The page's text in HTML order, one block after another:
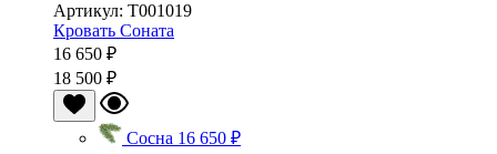
Артикул: Т001019
Кровать Соната
16 650 ₽
18 500 ₽
Сосна 16 650 ₽